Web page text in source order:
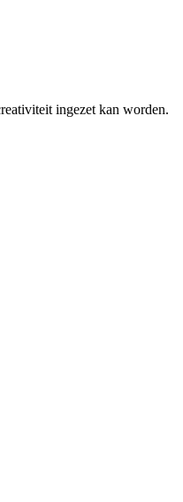
ingezet kan worden.